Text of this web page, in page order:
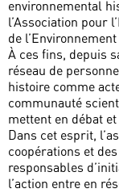
environnemental
l’Association pour
de
À ces fins, depuis
réseau de
histoire comme
communauté
mettent en débat
Dans cet esprit,
coopérations et
responsables
l’action entre en